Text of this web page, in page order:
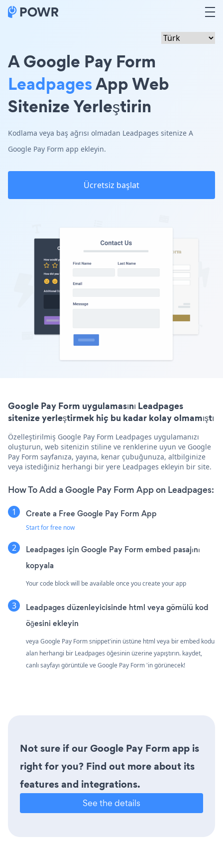
A Google Pay Form
LeadpagesApp Web
Sitenize Yerleştirin
Kodlama veya baş ağrısı olmadan Leadpages sitenize A
Google Pay Form app ekleyin.
Ücretsiz başlat
Google Pay Form uygulamasını Leadpages
sitenize yerleştirmek hiç bu kadar kolay olmamıştı
Özelleştirilmiş Google Pay Form Leadpages uygulamanızı
oluşturun, web sitenizin stiline ve renklerine uyun ve Google
Pay Form sayfanıza, yayına, kenar çubuğunuza, altbilginize
veya istediğiniz herhangi bir yere Leadpages ekleyin bir site.
How To Add a Google Pay Form App on Leadpages:
Create a Free Google Pay Form App
Start for free now
Leadpages için Google Pay Form embed pasajını
kopyala
Your code block will be available once you create your app
Leadpages düzenleyicisinde html veya gömülü kod
öğesini ekleyin
veya Google Pay Form snippet'inin üstüne html veya bir embed kodu
alan herhangi bir Leadpages öğesinin üzerine yapıştırın. kaydet,
canlı sayfayı görüntüle ve Google Pay Form 'in görünecek!
Not sure if our Google Pay Form app is
right for you? Find out more about its
features and integrations.
See the details